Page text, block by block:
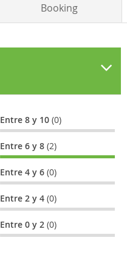
Booking
Entre 8 y 10(0)
Entre 6 y 8(2)
Entre 4 y 6(0)
Entre 2 y 4(0)
Entre 0 y 2(0)